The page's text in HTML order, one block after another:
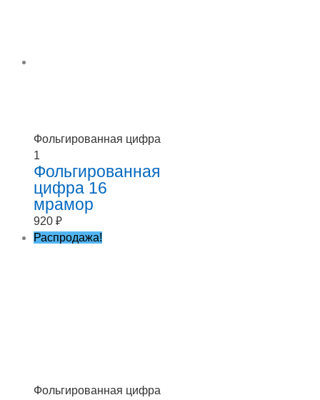
Фольгированная цифра
1
Фольгированная
цифра 16
мрамор
920 ₽
Распродажа!
Фольгированная цифра